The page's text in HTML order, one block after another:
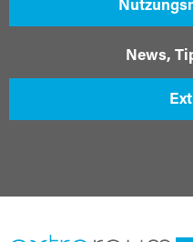
News,